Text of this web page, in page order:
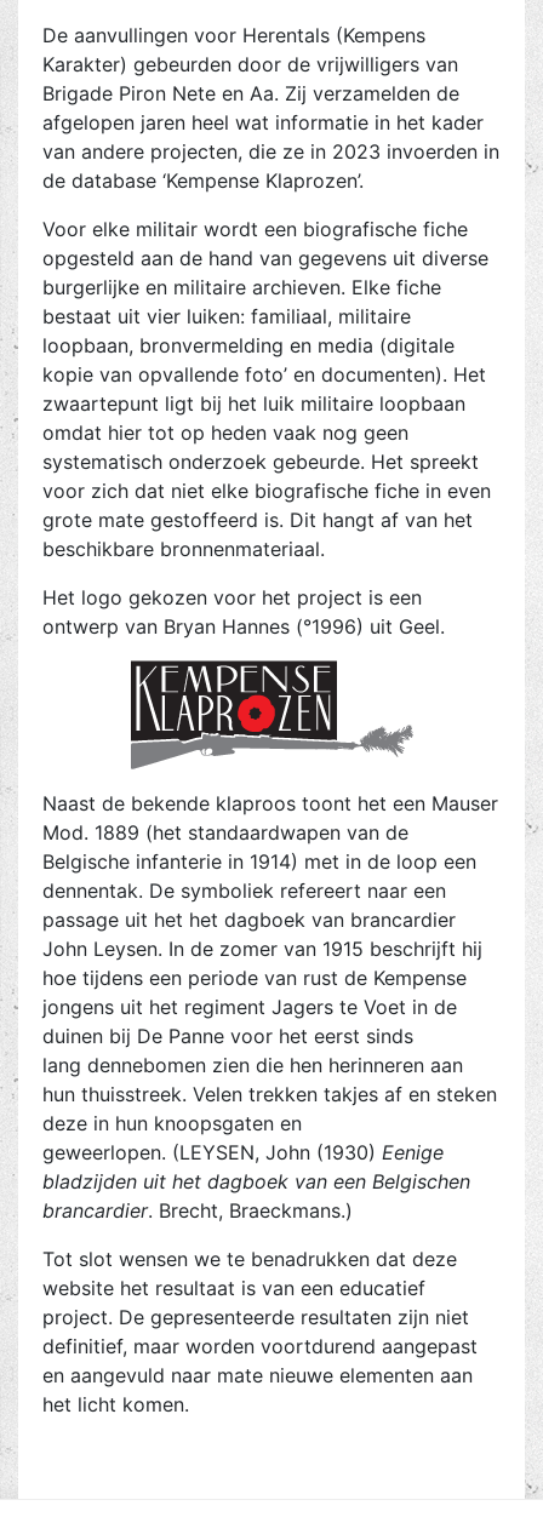
De aanvullingen voor Herentals (Kempens
Karakter) gebeurden door de vrijwilligers van
Brigade Piron Nete en Aa. Zij verzamelden de
afgelopen jaren heel wat informatie in het kader
van andere projecten, die ze in 2023 invoerden in
de database ‘Kempense Klaprozen’.
Voor elke militair wordt een biografische fiche
opgesteld aan de hand van gegevens uit diverse
burgerlijke en militaire archieven. Elke fiche
bestaat uit vier luiken: familiaal, militaire
loopbaan, bronvermelding en media (digitale
kopie van opvallende foto’ en documenten). Het
zwaartepunt ligt bij het luik militaire loopbaan
omdat hier tot op heden vaak nog geen
systematisch onderzoek gebeurde. Het spreekt
voor zich dat niet elke biografische fiche in even
grote mate gestoffeerd is. Dit hangt af van het
beschikbare bronnenmateriaal.
Het logo gekozen voor het project is een
ontwerp van Bryan Hannes (°1996) uit Geel.
Naast de bekende klaproos toont het een Mauser
Mod. 1889 (het standaardwapen van de
Belgische infanterie in 1914) met in de loop een
dennentak. De symboliek refereert naar een
passage uit het het dagboek van brancardier
John Leysen. In de zomer van 1915 beschrijft hij
hoe tijdens een periode van rust de Kempense
jongens uit het regiment Jagers te Voet in de
duinen bij De Panne voor het eerst sinds
lang dennebomen zien die hen herinneren aan
hun thuisstreek. Velen trekken takjes af en steken
deze in hun knoopsgaten en
geweerlopen. (LEYSEN, John (1930) Eenige
bladzijden uit het dagboek van een Belgischen
brancardier. Brecht, Braeckmans.)
Tot slot wensen we te benadrukken dat deze
website het resultaat is van een educatief
project. De gepresenteerde resultaten zijn niet
definitief, maar worden voortdurend aangepast
en aangevuld naar mate nieuwe elementen aan
het licht komen.